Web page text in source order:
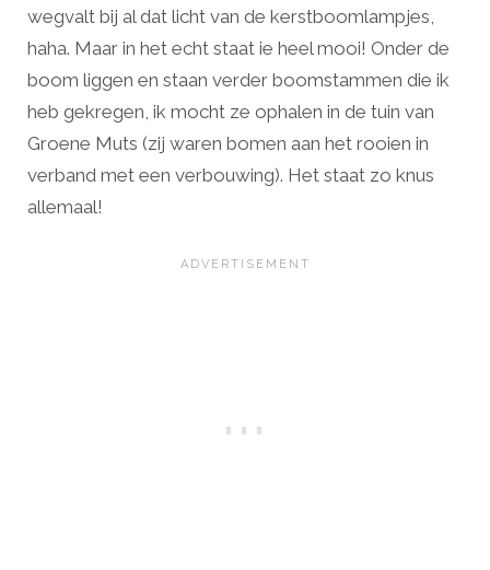
wegvalt bij al dat licht van de kerstboomlampjes,
haha. Maar in het echt staat ie heel mooi! Onder de
boom liggen en staan verder boomstammen die ik
heb gekregen, ik mocht ze ophalen in de tuin van
Groene Muts (zij waren bomen aan het rooien in
verband met een verbouwing). Het staat zo knus
allemaal!